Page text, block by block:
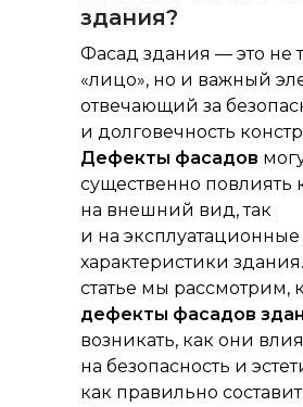
здания?
Фасад здания — это не
«лицо», но и важный
отвечающий за
и долговечность
Дефекты фасадов
существенно повлиять
на внешний вид, так
и на эксплуатационные
характеристики
статье мы рассмотрим,
дефекты фасадов
возникать, как они
на безопасность и
как правильно